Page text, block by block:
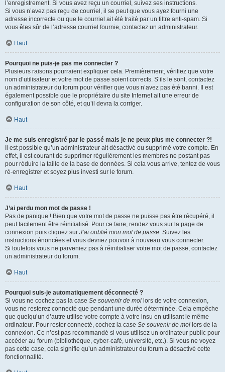
l’enregistrement. Si vous avez reçu un courriel, suivez ses instructions.
Si vous n’avez pas reçu de courriel, il se peut que vous ayez fourni une
adresse incorrecte ou que le courriel ait été traité par un filtre anti-spam. Si
vous êtes sûr de l’adresse courriel fournie, contactez un administrateur.
Haut
Pourquoi ne puis-je pas me connecter ?
Plusieurs raisons pourraient expliquer cela. Premièrement, vérifiez que votre
nom d’utilisateur et votre mot de passe soient corrects. S’ils le sont, contactez
un administrateur du forum pour vérifier que vous n’avez pas été banni. Il est
également possible que le propriétaire du site Internet ait une erreur de
configuration de son côté, et qu’il devra la corriger.
Haut
Je me suis enregistré par le passé mais je ne peux plus me connecter ?!
Il est possible qu’un administrateur ait désactivé ou supprimé votre compte. En
effet, il est courant de supprimer régulièrement les membres ne postant pas
pour réduire la taille de la base de données. Si cela vous arrive, tentez de vous
ré-enregistrer et soyez plus investi sur le forum.
Haut
J’ai perdu mon mot de passe !
Pas de panique ! Bien que votre mot de passe ne puisse pas être récupéré, il
peut facilement être réinitialisé. Pour ce faire, rendez vous sur la page de
connexion puis cliquez sur J’ai oublié mon mot de passe. Suivez les
instructions énoncées et vous devriez pouvoir à nouveau vous connecter.
Si toutefois vous ne parveniez pas à réinitialiser votre mot de passe, contactez
un administrateur du forum.
Haut
Pourquoi suis-je automatiquement déconnecté ?
Si vous ne cochez pas la case Se souvenir de moi lors de votre connexion,
vous ne resterez connecté que pendant une durée déterminée. Cela empêche
que quelqu’un d’autre utilise votre compte à votre insu en utilisant le même
ordinateur. Pour rester connecté, cochez la case Se souvenir de moi lors de la
connexion. Ce n’est pas recommandé si vous utilisez un ordinateur public pour
accéder au forum (bibliothèque, cyber-café, université, etc.). Si vous ne voyez
pas cette case, cela signifie qu’un administrateur du forum a désactivé cette
fonctionnalité.